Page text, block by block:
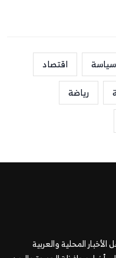
سياسة
اقتصاد
رياضة
المحلية والعربية